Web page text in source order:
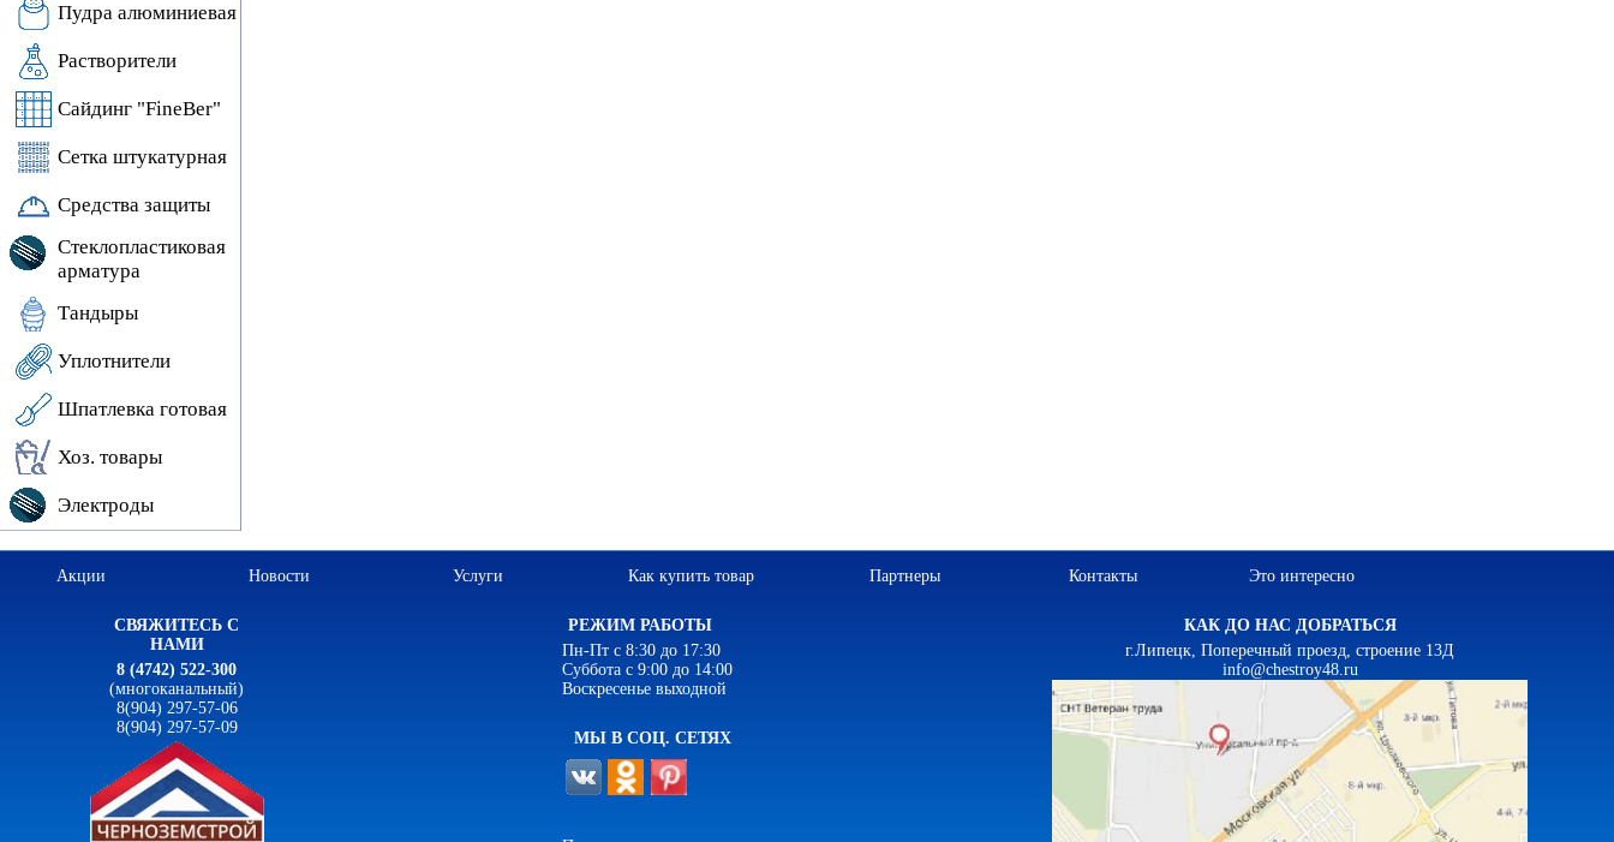
Пудра алюминиевая
Растворители
Сайдинг "FineBer"
Сетка штукатурная
Средства защиты
Стеклопластиковая
арматура
Тандыры
Уплотнители
Шпатлевка готовая
Хоз. товары
Электроды
Акции Новости Услуги Как купить товар Партнеры Контакты Это интересно
СВЯЖИТЕСЬ С
НАМИ
8 (4742) 522-300
(многоканальный)
8(904) 297-57-06
8(904) 297-57-09
РЕЖИМ РАБОТЫ
Пн-Пт с 8:30 до 17:30
Суббота с 9:00 до 14:00
Воскресенье выходной
МЫ В СОЦ. СЕТЯХ
КАК ДО НАС ДОБРАТЬСЯ
г.Липецк, Поперечный проезд, строение 13Д
info@chestroy48.ru